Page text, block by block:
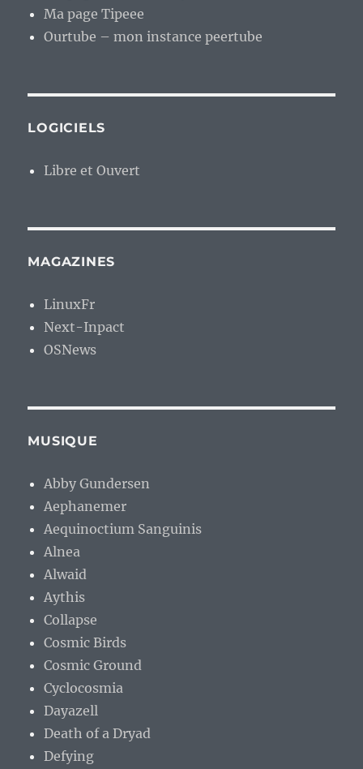
Ma page Tipeee
Ourtube – mon instance peertube
LOGICIELS
Libre et Ouvert
MAGAZINES
LinuxFr
Next-Inpact
OSNews
MUSIQUE
Abby Gundersen
Aephanemer
Aequinoctium Sanguinis
Alnea
Alwaid
Aythis
Collapse
Cosmic Birds
Cosmic Ground
Cyclocosmia
Dayazell
Death of a Dryad
Defying